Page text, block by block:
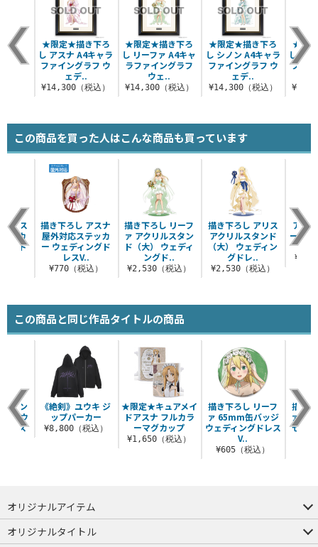
★限定★描き下ろ
し リーファ A4キャ
ラファイングラフ
ウェ..
¥14,300（税込）
★限定★描き下ろ
し シノン A4キャラ
ファイングラフ ウ
ェデ..
¥14,300（税込）
★限
し ユ
ファ
★限定★描き下ろ
し アスナ A4キャラ
ファイングラフ ウ
ェデ..
¥14,300（税込）
この商品を買った人はこんな商品も買っています
描き下ろし リーフ
ァ アクリルスタン
ド（大） ウェディ
ングド..
¥2,530（税込）
描き下ろし アリス
アクリルスタンド
（大） ウェディン
グドレ..
¥2,530（税込）
アス
ート
リス
ッカ
グド
描き下ろし アスナ
屋外対応ステッカ
ー ウェディングド
レスV..
¥770（税込）
この商品と同じ作品タイトルの商品
★限定★キュアメイ
ドアスナ フルカラ
ーマグカップ
¥1,650（税込）
描き下ろし リーフ
ァ 65mm缶バッジ
ウェディングドレス
V..
¥605（税込）
描き
ァ ミ
セッ
ノン
ジ ウ
レス
《絶剣》ユウキ ジ
ップパーカー
¥8,800（税込）
オリジナルアイテム
つままれ
つかまれ
ピョコッテ
オリジナルタイトル